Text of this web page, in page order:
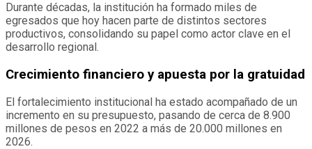
Durante décadas, la institución ha formado miles de
egresados que hoy hacen parte de distintos sectores
productivos, consolidando su papel como actor clave en el
desarrollo regional.
Crecimiento financiero y apuesta por la gratuidad
El fortalecimiento institucional ha estado acompañado de un
incremento en su presupuesto, pasando de cerca de 8.900
millones de pesos en 2022 a más de 20.000 millones en
2026.